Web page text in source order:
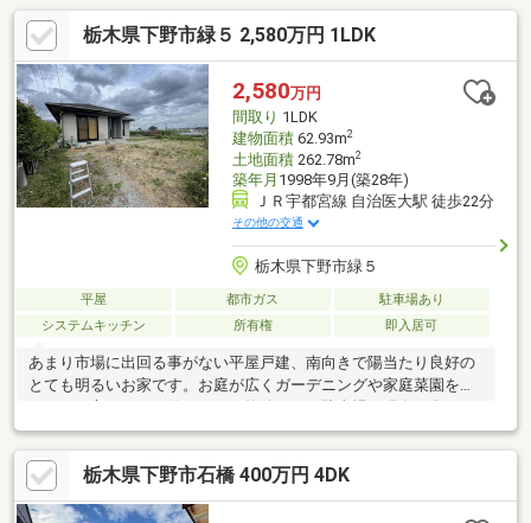
り、入浴時ものんびりできます◎設備も充実で、快適な生活を送
る事のできる、中古の戸建て物件◎こちらの物件は料理をしなが
ら会話も弾む対面式キッチンを備えています(*^^*)
栃木県下野市緑５ 2,580万円 1LDK
2,580万円
間取り 1LDK
建物面積62.93m2
土地面積262.78m2
築年月 1998年9月(築28年)
ＪＲ宇都宮線 自治医大駅 徒歩22分
その他の交通
栃木県下野市緑５
平屋 都市ガス
駐車場あり
システムキッチン
所有権 即入居可
あまり市場に出回る事がない平屋戸建、南向きで陽当たり良好の
とても明るいお家です。お庭が広くガーデニングや家庭菜園を楽
が増設も可能。周辺の住環境も充実したエリアですので毎日の生
活で不便さを感じる事は少ないと思われます。即時引き渡し等可
能、内覧も可能ですのでお気軽にお問い合わせください！※契約
不適合責任免責■ファミリーマートまで徒歩約４分■たいらやまで
栃木県下野市石橋 400万円 4DK